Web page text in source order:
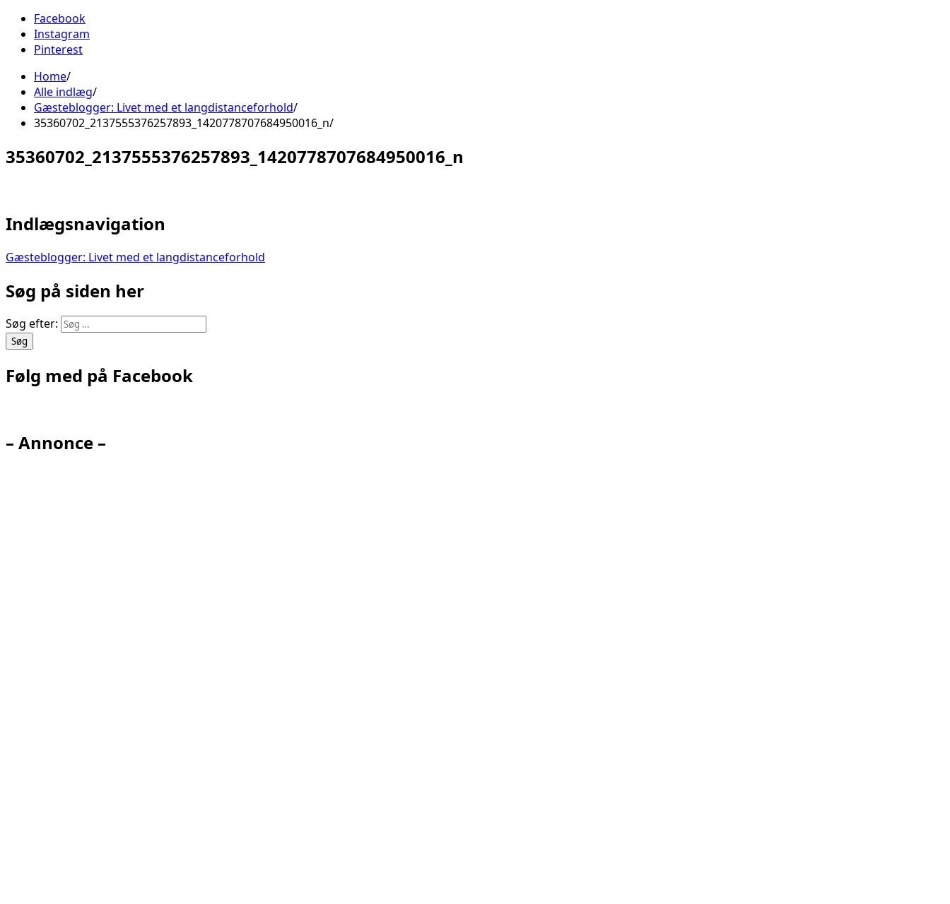
Facebook
Instagram
Pinterest
Home
Alle indlæg
Gæsteblogger: Livet med et langdistanceforhold
35360702_2137555376257893_1420778707684950016_n
35360702_2137555376257893_1420778707684950016_n
Indlægsnavigation
Gæsteblogger: Livet med et langdistanceforhold
Søg på siden her
Søg efter:
Følg med på Facebook
– Annonce –